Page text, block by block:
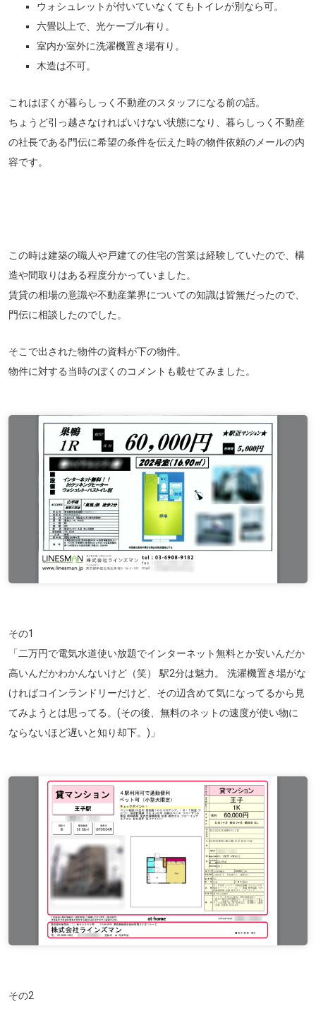
ウォシュレットが付いていなくてもトイレが別なら可。
六畳以上で、光ケーブル有り。
室内か室外に洗濯機置き場有り。
木造は不可。
これはぼくが暮らしっく不動産のスタッフになる前の話。
ちょうど引っ越さなければいけない状態になり、暮らしっく不動産
の社長である門伝に希望の条件を伝えた時の物件依頼のメールの内
容です。
この時は建築の職人や戸建ての住宅の営業は経験していたので、構
造や間取りはある程度分かっていました。
賃貸の相場の意識や不動産業界についての知識は皆無だったので、
門伝に相談したのでした。
そこで出された物件の資料が下の物件。
物件に対する当時のぼくのコメントも載せてみました。
その1
「二万円で電気水道使い放題でインターネット無料とか安いんだか
高いんだかわかんないけど（笑） 駅2分は魅力。 洗濯機置き場がな
ければコインランドリーだけど、その辺含めて気になってるから見
てみようとは思ってる。(その後、無料のネットの速度が使い物に
ならないほど遅いと知り却下。)」
その2